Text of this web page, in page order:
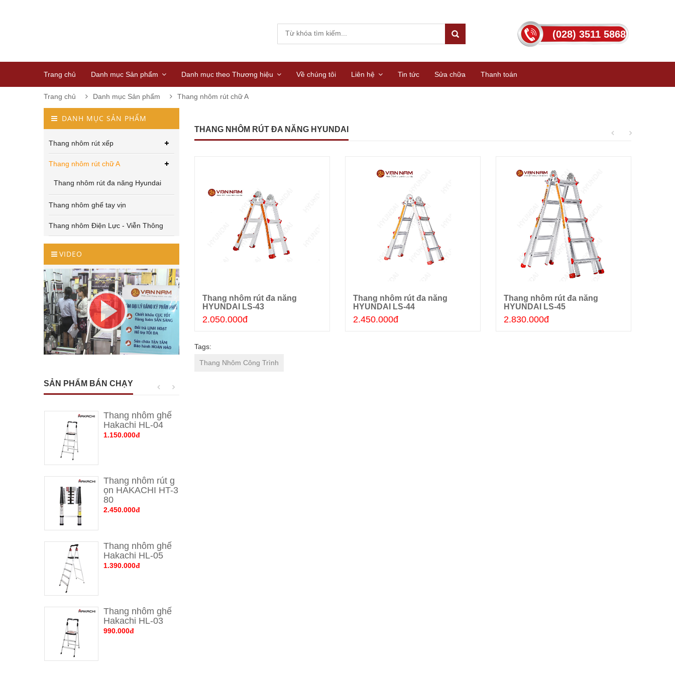
(028) 3511 5868
Trang chủ Danh mục Sản phẩm Danh mục theo Thương hiệu Về chúng tôi Liên hệ Tin tức Sửa chữa Thanh toán
Trang chủ Danh mục Sản phẩm Thang nhôm rút chữ A
DANH MỤC SẢN PHẨM
Thang nhôm rút xếp
Thang nhôm rút chữ A
Thang nhôm rút đa năng Hyundai
Thang nhôm ghế tay vịn
Thang nhôm Điện Lực - Viễn Thông
VIDEO
SẢN PHẨM BÁN CHẠY
Thang nhôm ghế
Hakachi HL-04
1.150.000đ
Thang nhôm rút g
ọn HAKACHI HT-3
80
2.450.000đ
Thang nhôm ghế
Hakachi HL-05
1.390.000đ
Thang nhôm ghế
Hakachi HL-03
990.000đ
THANG NHÔM RÚT ĐA NĂNG HYUNDAI
Thêm giỏ hàng
Thang nhôm rút đa năng
HYUNDAI LS-46
3.230.000đ
Thêm giỏ hàng
Thang nhôm rút đa năng
HYUNDAI LS-43
2.050.000đ
Thêm giỏ hàng
Thang nhôm rút đa năng
HYUNDAI LS-44
2.450.000đ
Thêm giỏ hàng
Thang nhôm rút đa năng
HYUNDAI LS-45
2.830.000đ
Tags:
Thang Nhôm Công Trình